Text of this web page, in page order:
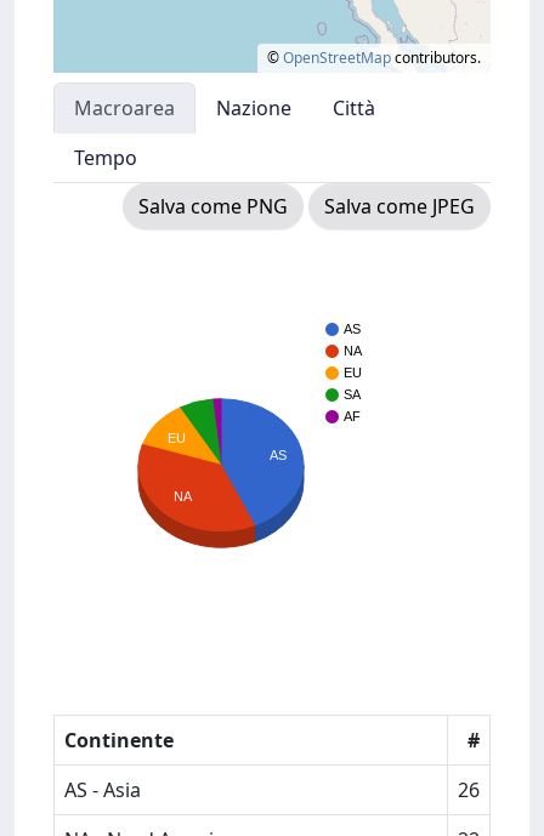
©OpenStreetMapcontributors.
Macroarea Nazione
Città
Tempo
Salva come PNG
Salva come JPEG
AS
NA
EU
SA
AF
AS
EU
NA
Continente
#
AS - Asia
26